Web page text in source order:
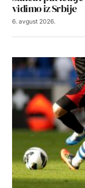
vidimo iz Srbije
6. avgust 2026.